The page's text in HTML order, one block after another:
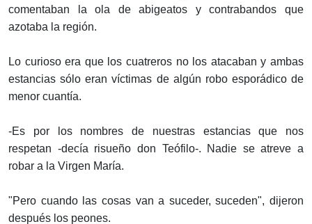
comentaban la ola de abigeatos y contrabandos que
azotaba la región.
Lo curioso era que los cuatreros no los atacaban y ambas
estancias sólo eran víctimas de algún robo esporádico de
menor cuantía.
-Es por los nombres de nuestras estancias que nos
respetan -decía risueño don Teófilo-. Nadie se atreve a
robar a la Virgen María.
"Pero cuando las cosas van a suceder, suceden", dijeron
después los peones.